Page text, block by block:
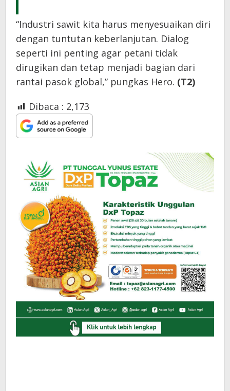
“Industri sawit kita harus menyesuaikan diri
dengan tuntutan keberlanjutan. Dialog
seperti ini penting agar petani tidak
dirugikan dan tetap menjadi bagian dari
rantai pasok global,” pungkas Hero. (T2)
Dibaca : 2,173